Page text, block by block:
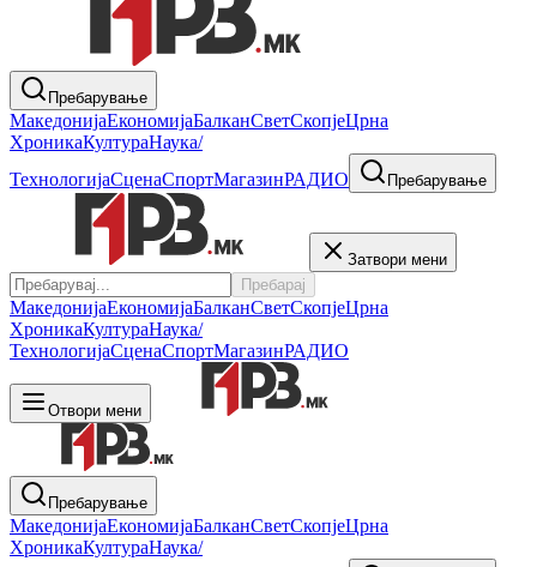
Пребарување
МакедонијаЕкономијаБалканСветСкопјеЦрна
ХроникаКултураНаука/
ТехнологијаСценаСпортМагазинРАДИО Пребарување
Затвори мени
Пребарај
МакедонијаЕкономијаБалканСветСкопјеЦрна
ХроникаКултураНаука/
ТехнологијаСценаСпортМагазинРАДИО
Отвори мени
Пребарување
МакедонијаЕкономијаБалканСветСкопјеЦрна
ХроникаКултураНаука/